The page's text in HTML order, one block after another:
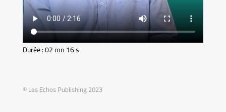
Durée : 02 mn 16 s
© Les Echos Publishing 2023